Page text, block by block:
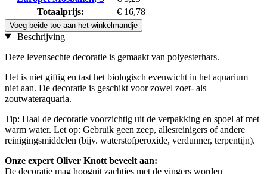
Totaalprijs:
€ 16,78
Voeg beide toe aan het winkelmandje
Beschrijving
Deze levensechte decoratie is gemaakt van polyesterhars.
Het is niet giftig en tast het biologisch evenwicht in het aquarium
niet aan. De decoratie is geschikt voor zowel zoet- als
zoutwateraquaria.
Tip: Haal de decoratie voorzichtig uit de verpakking en spoel af met
warm water. Let op: Gebruik geen zeep, allesreinigers of andere
reinigingsmiddelen (bijv. waterstofperoxide, verdunner, terpentijn).
Onze expert Oliver Knott beveelt aan:
De decoratie mag hooguit zachtjes met de vingers worden